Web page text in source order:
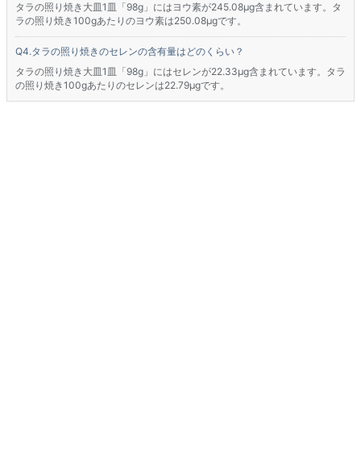
タラの照り焼き大皿1皿「98g」にはヨウ素が245.08μg含まれています。タ
ラの照り焼き100gあたりのヨウ素は250.08μgです。
タラの照り焼きのセレンの含有量はどのくらい？
タラの照り焼き大皿1皿「98g」にはセレンが22.33μg含まれています。タラ
の照り焼き100gあたりのセレンは22.79μgです。